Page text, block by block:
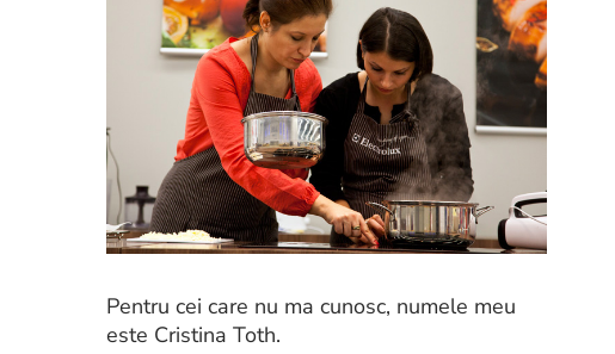
Pentru cei care nu ma cunosc, numele meu
este Cristina Toth.